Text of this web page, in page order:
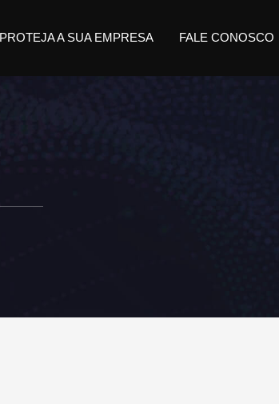
PROTEJA A SUA EMPRESA FALE CONOSCO